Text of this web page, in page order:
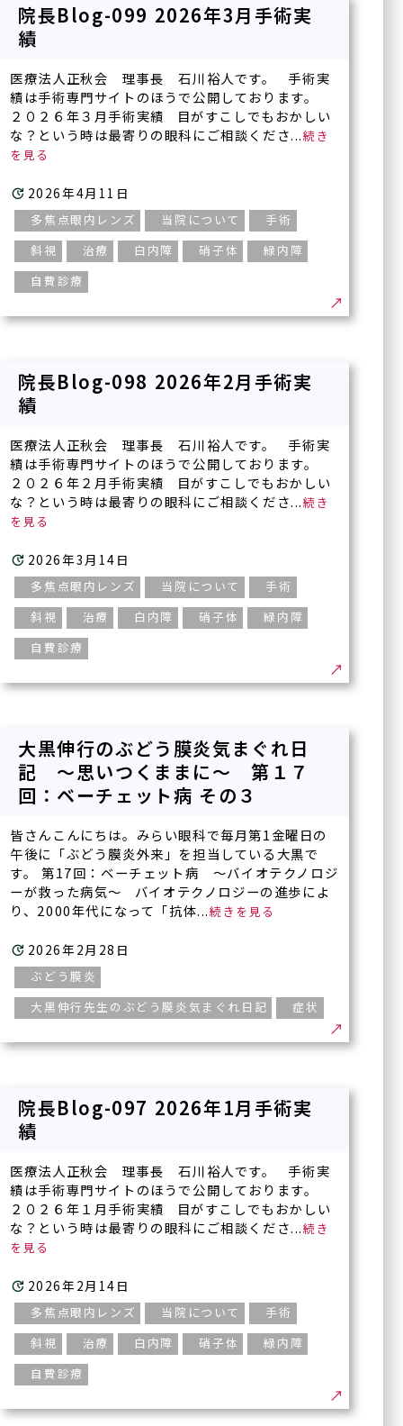
治療）
る新治療薬）
アイドック
オルソケラトロジー
アドオンレンズ
白内障手術やり直し
外来
サイトマップ
グループ施設
今福鶴見みらい眼科皮フ科
大阪府大阪市城東区今福東
鶴見メディカルビル6階
〒570-0083
ハナテンミライ眼科
〒538-0044
大阪府大阪市鶴見区放出東
3丁目22-24
ヴェルデ放出駅前 3F
院長Blog-099 2026年3月手術実
績
医療法人正秋会 理事長 石川裕人です。 手術実
績は手術専門サイトのほうで公開しております。
２０２６年３月手術実績 目がすこしでもおかしい
な？という時は最寄りの眼科にご相談くださ...
2026年4月11日
多焦点眼内レンズ 当院について
手術
斜視
治療 白内障 硝子体
緑内障
自費診療
院長Blog-098 2026年2月手術実
績
医療法人正秋会 理事長 石川裕人です。 手術実
績は手術専門サイトのほうで公開しております。
２０２６年２月手術実績 目がすこしでもおかしい
な？という時は最寄りの眼科にご相談くださ...
2026年3月14日
多焦点眼内レンズ 当院について
手術
斜視
治療 白内障 硝子体
緑内障
自費診療
大黒伸行のぶどう膜炎気まぐれ日
記 ～思いつくままに～ 第１７
回：ベーチェット病 その３
皆さんこんにちは。みらい眼科で毎月第1金曜日の
午後に「ぶどう膜炎外来」を担当している大黒で
す。 第17回：ベーチェット病 ～バイオテクノロジ
ーが救った病気～ バイオテクノロジーの進歩によ
り、2000年代になって「抗体...
2026年2月28日
ぶどう膜炎
大黒伸行先生のぶどう膜炎気まぐれ日記
症状
院長Blog-097 2026年1月手術実
績
医療法人正秋会 理事長 石川裕人です。 手術実
績は手術専門サイトのほうで公開しております。
２０２６年１月手術実績 目がすこしでもおかしい
な？という時は最寄りの眼科にご相談くださ...
2026年2月14日
多焦点眼内レンズ 当院について
手術
斜視
治療 白内障 硝子体
緑内障
自費診療